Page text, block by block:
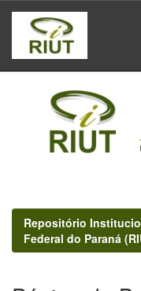
Skip
navigation
Repositório
Federal do Paraná